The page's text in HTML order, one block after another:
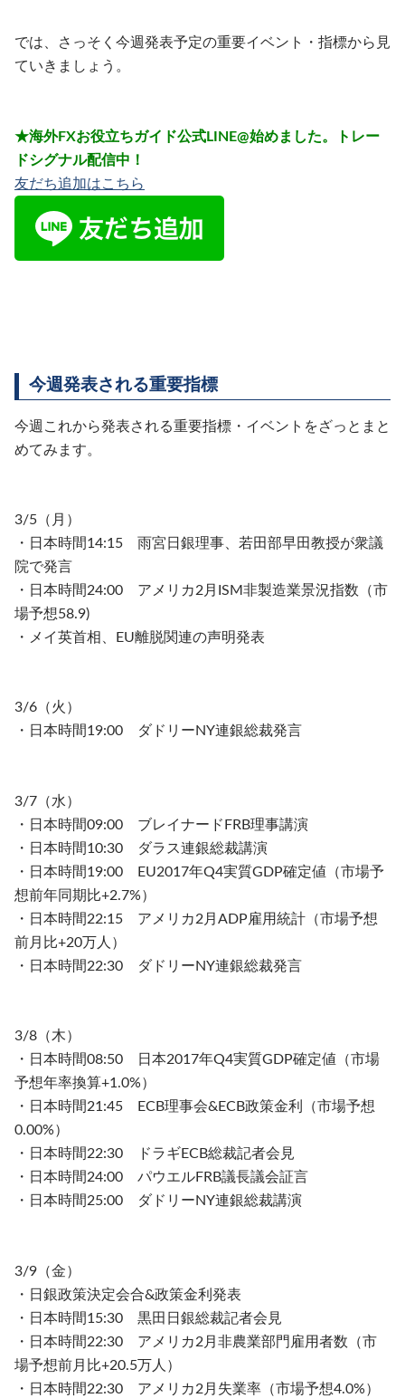
では、さっそく今週発表予定の重要イベント・指標から見
ていきましょう。
★海外FXお役立ちガイド公式LINE@始めました。トレー
ドシグナル配信中！
友だち追加はこちら
今週発表される重要指標
今週これから発表される重要指標・イベントをざっとまと
めてみます。
3/5（月）
・日本時間14:15 雨宮日銀理事、若田部早田教授が衆議
院で発言
・日本時間24:00 アメリカ2月ISM非製造業景況指数（市
場予想58.9)
・メイ英首相、EU離脱関連の声明発表
3/6（火）
・日本時間19:00 ダドリーNY連銀総裁発言
3/7（水）
・日本時間09:00 ブレイナードFRB理事講演
・日本時間10:30 ダラス連銀総裁講演
・日本時間19:00 EU2017年Q4実質GDP確定値（市場予
想前年同期比+2.7%）
・日本時間22:15 アメリカ2月ADP雇用統計（市場予想
前月比+20万人）
・日本時間22:30 ダドリーNY連銀総裁発言
3/8（木）
・日本時間08:50 日本2017年Q4実質GDP確定値（市場
予想年率換算+1.0%）
・日本時間21:45 ECB理事会&ECB政策金利（市場予想
0.00%）
・日本時間22:30 ドラギECB総裁記者会見
・日本時間24:00 パウエルFRB議長議会証言
・日本時間25:00 ダドリーNY連銀総裁講演
3/9（金）
・日銀政策決定会合&政策金利発表
・日本時間15:30 黒田日銀総裁記者会見
・日本時間22:30 アメリカ2月非農業部門雇用者数（市
場予想前月比+20.5万人）
・日本時間22:30 アメリカ2月失業率（市場予想4.0%）